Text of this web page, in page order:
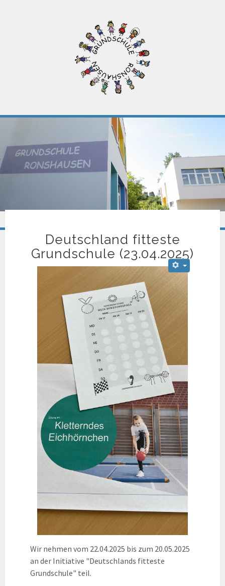
Deutschland fitteste
Grundschule (23.04.2025)
Wir nehmen vom 22.04.2025 bis zum 20.05.2025
an der Initiative "Deutschlands fitteste
Grundschule" teil.